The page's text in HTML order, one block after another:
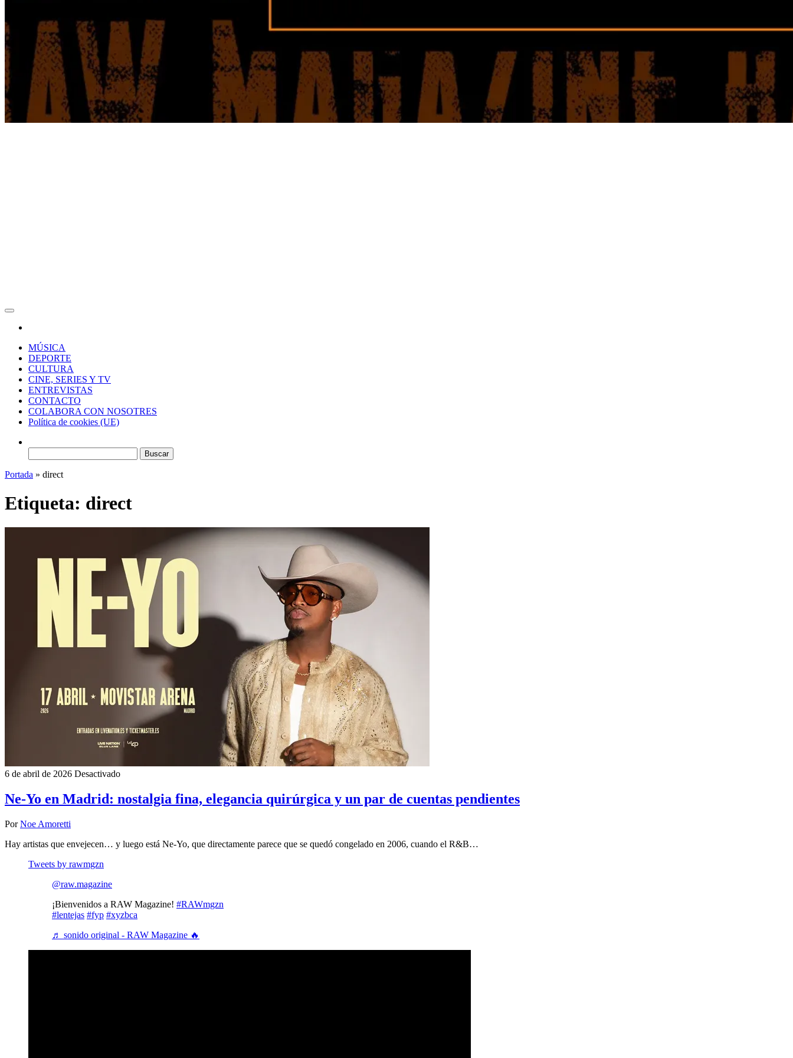
MÚSICA
DEPORTE
CULTURA
CINE, SERIES Y TV
ENTREVISTAS
CONTACTO
COLABORA CON NOSOTRES
Política de cookies (UE)
Portada » direct
Etiqueta: direct
6 de abril de 2026 Desactivado
Ne-Yo en Madrid: nostalgia fina, elegancia quirúrgica y un par de cuentas pendientes
Por Noe Amoretti
Hay artistas que envejecen… y luego está Ne-Yo, que directamente parece que se quedó congelado en 2006, cuando el R&B…
Tweets by rawmgzn
@raw.magazine
¡Bienvenidos a RAW Magazine! #RAWmgzn
#lentejas #fyp #xyzbca
♬ sonido original - RAW Magazine 🔥